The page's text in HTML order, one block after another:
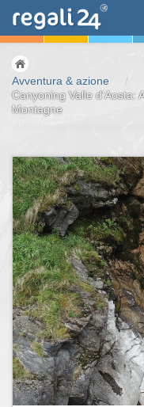
Avventura & azione
/
Canyoning Valle d'Aosta:
Montagne